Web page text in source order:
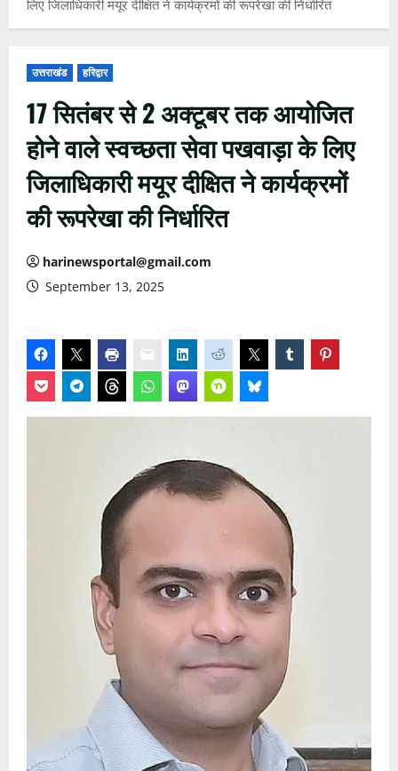
लिए जिलाधिकारी मयूर दीक्षित ने कार्यक्रमों की रूपरेखा की निर्धारित
उत्तराखंड हरिद्वार
17 सितंबर से 2 अक्टूबर तक आयोजित
होने वाले स्वच्छता सेवा पखवाड़ा के लिए
जिलाधिकारी मयूर दीक्षित ने कार्यक्रमों
की रूपरेखा की निर्धारित
harinewsportal@gmail.com
September 13, 2025